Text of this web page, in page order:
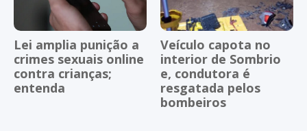
Lei amplia punição a
crimes sexuais online
contra crianças;
entenda
Veículo capota no
interior de Sombrio
e, condutora é
resgatada pelos
bombeiros